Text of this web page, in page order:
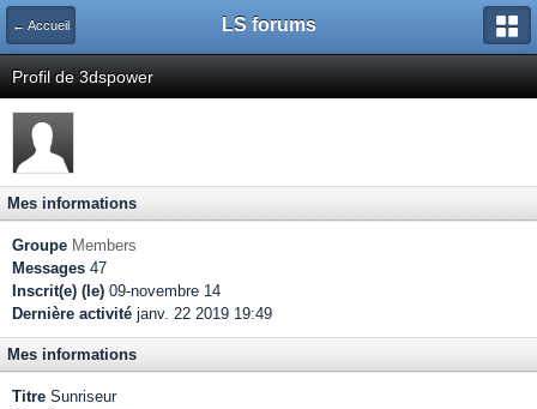
← Accueil LS forums
Profil de 3dspower
Mes informations
Groupe Members
Messages 47
Inscrit(e) (le) 09-novembre 14
Dernière activité janv. 22 2019 19:49
Mes informations
Titre Sunriseur